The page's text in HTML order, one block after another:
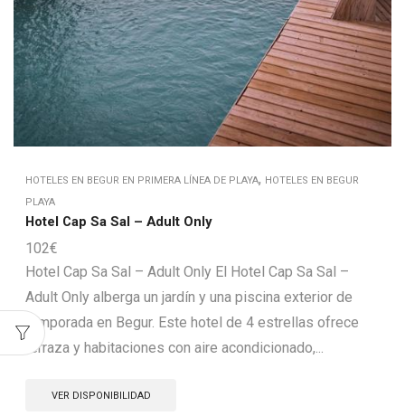
HOTELES EN BEGUR EN PRIMERA LÍNEA DE PLAYA, HOTELES EN BEGUR
PLAYA
Hotel Cap Sa Sal – Adult Only
102€
Hotel Cap Sa Sal – Adult Only El Hotel Cap Sa Sal –
Adult Only alberga un jardín y una piscina exterior de
temporada en Begur. Este hotel de 4 estrellas ofrece
terraza y habitaciones con aire acondicionado,...
VER DISPONIBILIDAD